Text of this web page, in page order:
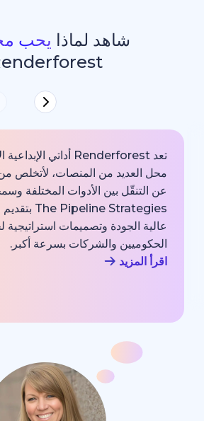
شاهد لماذايحب مجتمعنا
Renderforest
تعد Renderforest أداتي الإبداعية الأولى. لقد حلّت
من المنصات، لأتخلص من الإرهاق الناتج
بين الأدوات المختلفة وسمحت لشركتي
The Pipeline Strategies بتقديم مقاطع فيديو
وتصميمات استراتيجية لجميع العملاء
والشركات بسرعة أكبر.